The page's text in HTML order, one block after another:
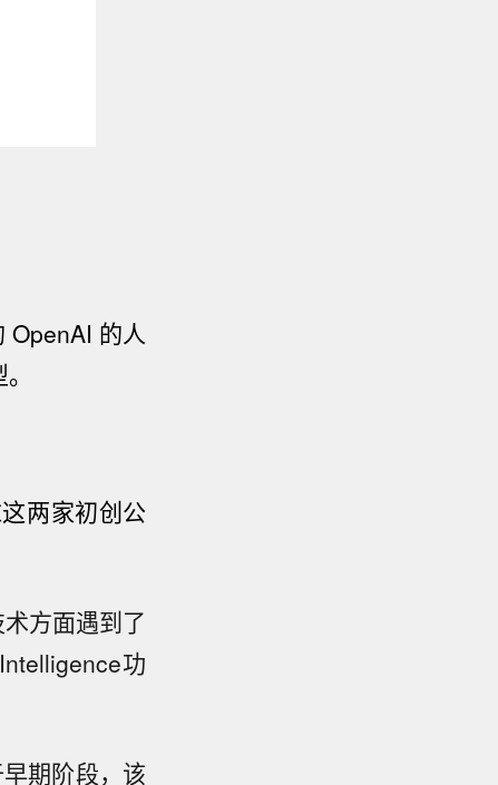
OpenAI 的人
两家初创公
方面遇到了
功
期阶段，该